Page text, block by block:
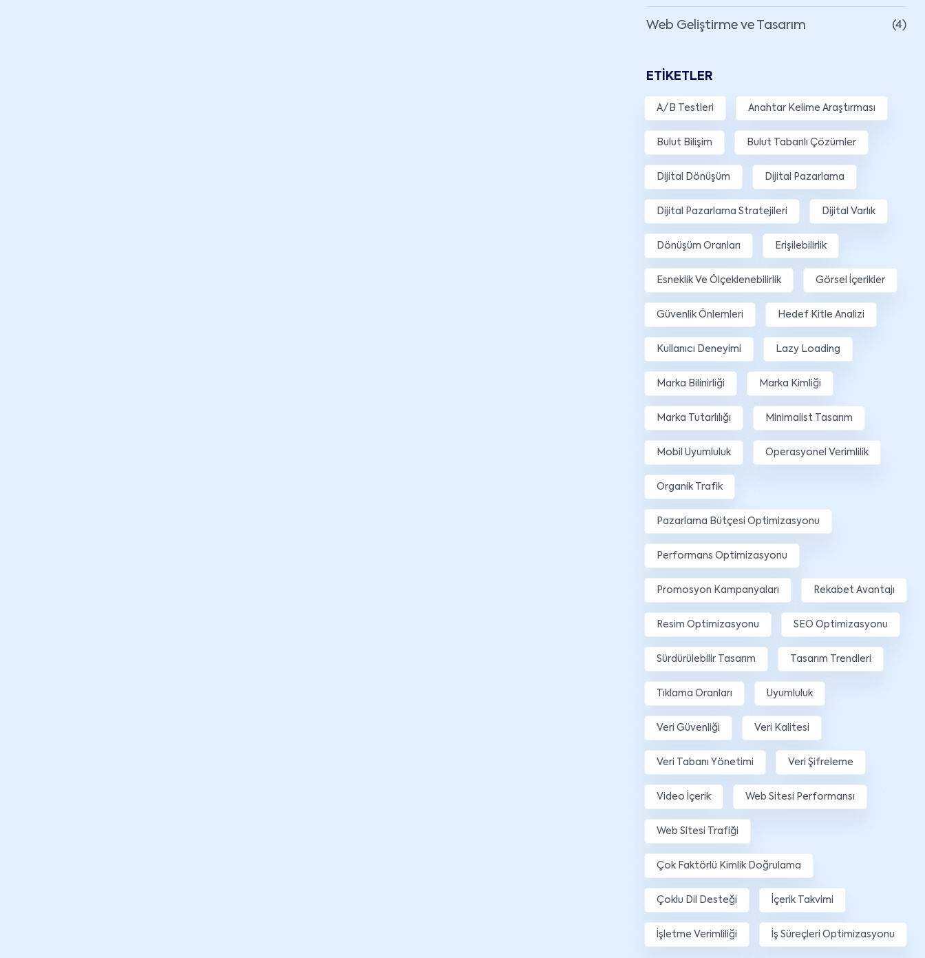
Web Geliştirme ve Tasarım (4)
ETIKETLER
A/B Testleri Anahtar Kelime Araştırması
Bulut Bilişim Bulut Tabanlı Çözümler
Dijital Dönüşüm Dijital Pazarlama
Dijital Pazarlama Stratejileri Dijital Varlık
Dönüşüm Oranları Erişilebilirlik
Esneklik Ve Ölçeklenebilirlik Görsel İçerikler
Güvenlik Önlemleri Hedef Kitle Analizi
Kullanıcı Deneyimi Lazy Loading
Marka Bilinirliği Marka Kimliği
Marka Tutarlılığı Minimalist Tasarım
Mobil Uyumluluk Operasyonel Verimlilik
Organik Trafik
Pazarlama Bütçesi Optimizasyonu
Performans Optimizasyonu
Promosyon Kampanyaları Rekabet Avantajı
Resim Optimizasyonu SEO Optimizasyonu
Sürdürülebilir Tasarım Tasarım Trendleri
Tıklama Oranları Uyumluluk
Veri Güvenliği Veri Kalitesi
Veri Tabanı Yönetimi Veri Şifreleme
Video İçerik Web Sitesi Performansı
Web Sitesi Trafiği
Çok Faktörlü Kimlik Doğrulama
Çoklu Dil Desteği İçerik Takvimi
İşletme Verimliliği İş Süreçleri Optimizasyonu